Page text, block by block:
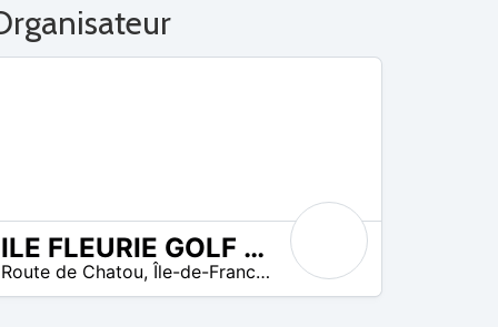
ILE FLEURIE GOLF CLUB
Route de Chatou,Île-de-France , France